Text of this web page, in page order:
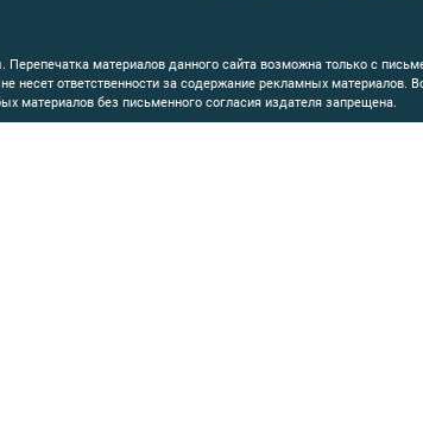
материалов данного сайта возможна только с
несет ответственности за содержание рекламных
материалов без письменного согласия издателя запрещена.